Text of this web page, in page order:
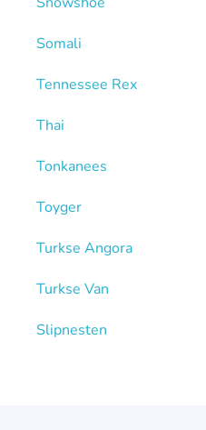
Somali
Tennessee Rex
Thai
Tonkanees
Toyger
Turkse Angora
Turkse Van
Slipnesten